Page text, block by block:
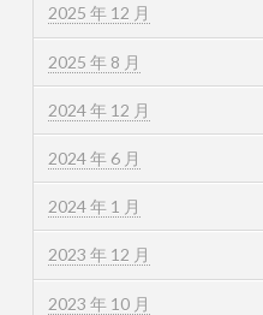
2025 年 12 月
2025 年 8 月
2024 年 12 月
2024 年 6 月
2024 年 1 月
2023 年 12 月
2023 年 10 月